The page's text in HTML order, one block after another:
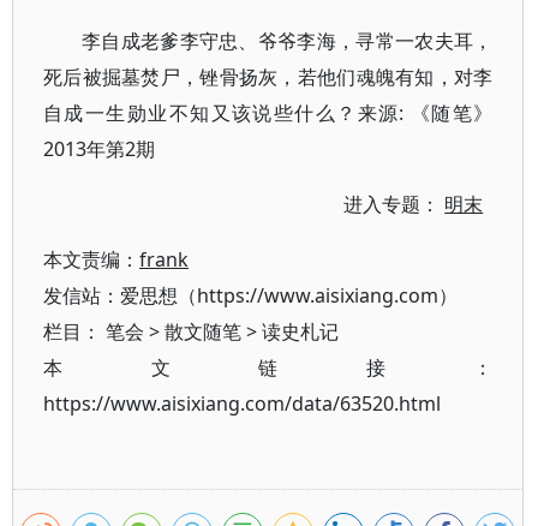
李自成老爹李守忠、爷爷李海，寻常一农夫耳，
死后被掘墓焚尸，锉骨扬灰，若他们魂魄有知，对李
自成一生勋业不知又该说些什么？来源: 《随笔》
2013年第2期
进入专题： 明末
本文责编： frank
发信站：爱思想（https://www.aisixiang.com）
栏目： 笔会 >散文随笔>读史札记
本文链接：
https://www.aisixiang.com/data/63520.html